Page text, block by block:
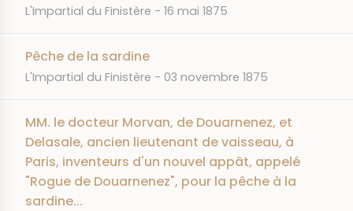
JOURNAL
L'Impartial du Finistère DATE
16 mai 1875
Pêche de la sardine
JOURNAL
L'Impartial du Finistère DATE
03 novembre 1875
MM. le docteur Morvan, de Douarnenez, et
Delasale, ancien lieutenant de vaisseau, à
Paris, inventeurs d'un nouvel appât, appelé
"Rogue de Douarnenez", pour la pêche à la
sardine...